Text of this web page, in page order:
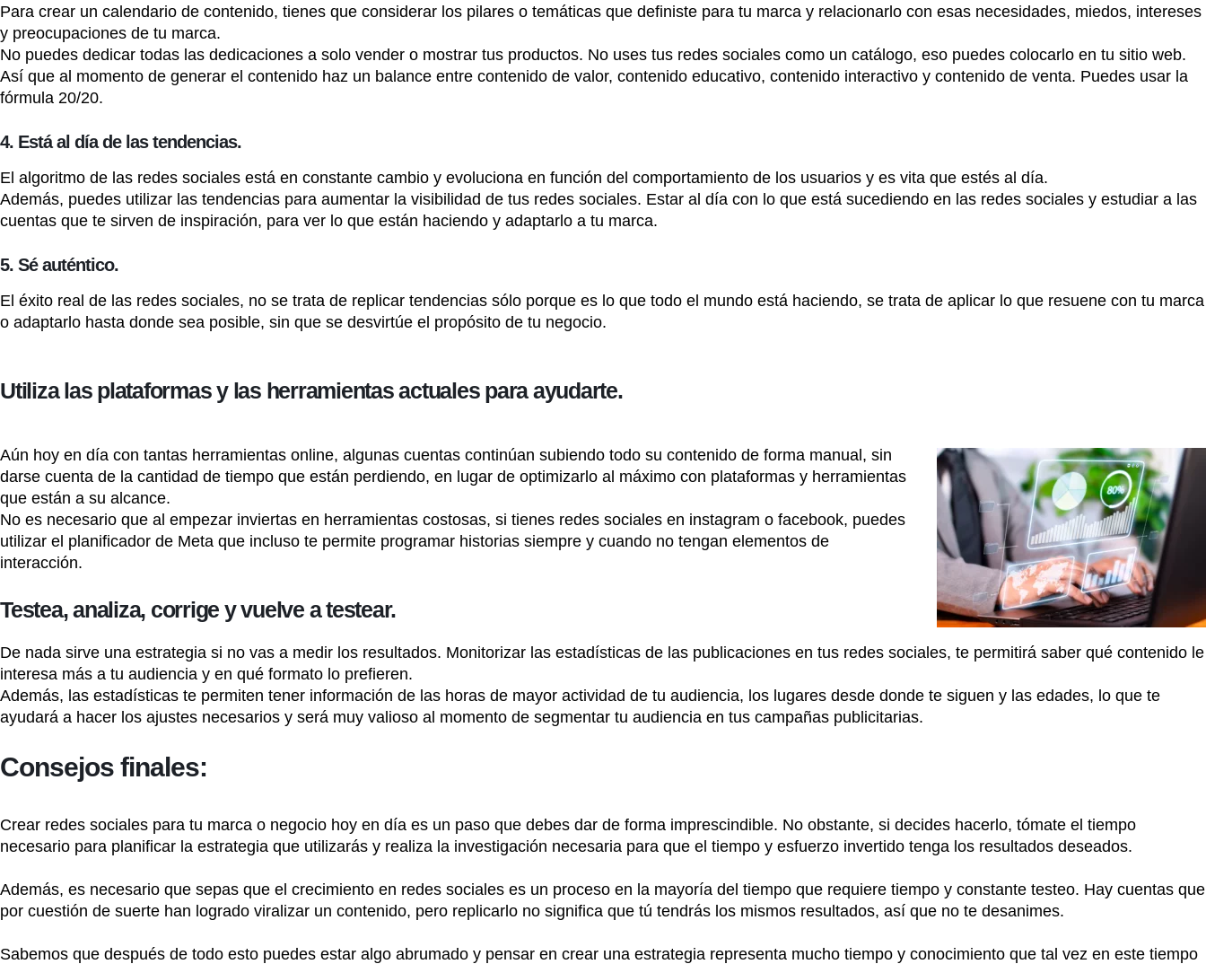
Para crear un calendario de contenido, tienes que considerar los pilares o temáticas que definiste para tu marca y relacionarlo con esas necesidades, miedos, intereses
y preocupaciones de tu marca.
No puedes dedicar todas las dedicaciones a solo vender o mostrar tus productos. No uses tus redes sociales como un catálogo, eso puedes colocarlo en tu sitio web.
Así que al momento de generar el contenido haz un balance entre contenido de valor, contenido educativo, contenido interactivo y contenido de venta. Puedes usar la
fórmula 20/20.
4. Está al día de las tendencias.
El algoritmo de las redes sociales está en constante cambio y evoluciona en función del comportamiento de los usuarios y es vita que estés al día.
Además, puedes utilizar las tendencias para aumentar la visibilidad de tus redes sociales. Estar al día con lo que está sucediendo en las redes sociales y estudiar a las
cuentas que te sirven de inspiración, para ver lo que están haciendo y adaptarlo a tu marca.
5. Sé auténtico.
El éxito real de las redes sociales, no se trata de replicar tendencias sólo porque es lo que todo el mundo está haciendo, se trata de aplicar lo que resuene con tu marca
o adaptarlo hasta donde sea posible, sin que se desvirtúe el propósito de tu negocio.
Utiliza las plataformas y las herramientas actuales para ayudarte.
Aún hoy en día con tantas herramientas online, algunas cuentas continúan subiendo todo su contenido de forma manual, sin
darse cuenta de la cantidad de tiempo que están perdiendo, en lugar de optimizarlo al máximo con plataformas y herramientas
que están a su alcance.
No es necesario que al empezar inviertas en herramientas costosas, si tienes redes sociales en instagram o facebook, puedes
utilizar el planificador de Meta que incluso te permite programar historias siempre y cuando no tengan elementos de
interacción.
Testea, analiza, corrige y vuelve a testear.
De nada sirve una estrategia si no vas a medir los resultados. Monitorizar las estadísticas de las publicaciones en tus redes sociales, te permitirá saber qué contenido le
interesa más a tu audiencia y en qué formato lo prefieren.
Además, las estadísticas te permiten tener información de las horas de mayor actividad de tu audiencia, los lugares desde donde te siguen y las edades, lo que te
ayudará a hacer los ajustes necesarios y será muy valioso al momento de segmentar tu audiencia en tus campañas publicitarias.
Consejos finales:
Crear redes sociales para tu marca o negocio hoy en día es un paso que debes dar de forma imprescindible. No obstante, si decides hacerlo, tómate el tiempo
necesario para planificar la estrategia que utilizarás y realiza la investigación necesaria para que el tiempo y esfuerzo invertido tenga los resultados deseados.
Además, es necesario que sepas que el crecimiento en redes sociales es un proceso en la mayoría del tiempo que requiere tiempo y constante testeo. Hay cuentas que
por cuestión de suerte han logrado viralizar un contenido, pero replicarlo no significa que tú tendrás los mismos resultados, así que no te desanimes.
Sabemos que después de todo esto puedes estar algo abrumado y pensar en crear una estrategia representa mucho tiempo y conocimiento que tal vez en este tiempo